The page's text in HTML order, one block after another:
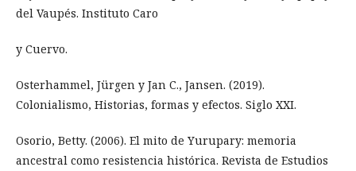
del Vaupés. Instituto Caro
y Cuervo.
Osterhammel, Jürgen y Jan C., Jansen. (2019).
Colonialismo, Historias, formas y efectos. Siglo XXI.
Osorio, Betty. (2006). El mito de Yurupary: memoria
ancestral como resistencia histórica. Revista de Estudios